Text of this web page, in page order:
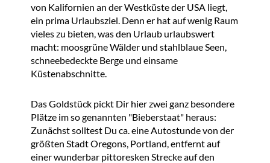
von Kalifornien an der Westküste der USA liegt,
ein prima Urlaubsziel. Denn er hat auf wenig Raum
vieles zu bieten, was den Urlaub urlaubswert
macht: moosgrüne Wälder und stahlblaue Seen,
schneebedeckte Berge und einsame
Küstenabschnitte.
Das Goldstück pickt Dir hier zwei ganz besondere
Plätze im so genannten "Bieberstaat" heraus:
Zunächst solltest Du ca. eine Autostunde von der
größten Stadt Oregons, Portland, entfernt auf
einer wunderbar pittoresken Strecke auf den